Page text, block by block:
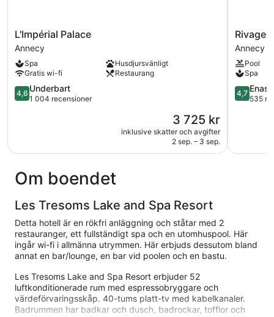
L'Impérial
Palace
Annecy
L'Impérial Palace
Annecy
Spa
Husdjursvänligt
Gratis wi-fi
Restaurang
4.6
av
4,6 Underbart
1 004 recensioner
Priset
är
3 725 kr
3 725 kr
inklusive skatter och avgifter
2 sep. – 3 sep.
Rivage
Hôtel
&
Spa
Annecy
Annecy
Rivage
Annecy
Pool
Spa
4.7
av
4,7
535
Om boendet
Les Tresoms Lake and Spa Resort
Detta hotell är en rökfri anläggning och ståtar med 2
restauranger, ett fullständigt spa och en utomhuspool. Här
ingår wi-fi i allmänna utrymmen. Här erbjuds dessutom bland
annat en bar/lounge, en bar vid poolen och en bastu.
Les Tresoms Lake and Spa Resort erbjuder 52
luftkonditionerade rum med espressobryggare och
värdeförvaringsskåp. 40-tums platt-tv med kabelkanaler.
Badrummen har badkar och dusch, badrockar, tofflor och